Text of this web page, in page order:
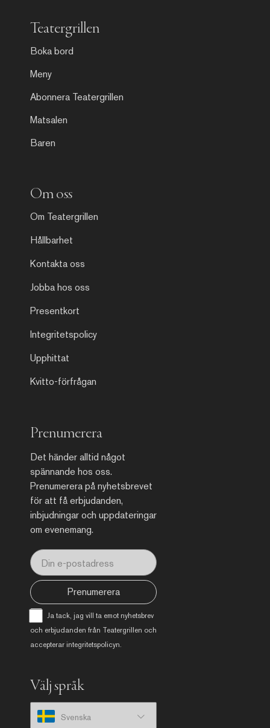
Teatergrillen
Boka bord
Meny
Abonnera Teatergrillen
Matsalen
Baren
Om oss
Om Teatergrillen
Hållbarhet
Kontakta oss
Jobba hos oss
Presentkort
Integritetspolicy
Upphittat
Kvitto-förfrågan
Prenumerera
Det händer alltid något
spännande hos oss.
Prenumerera på nyhetsbrevet
för att få erbjudanden,
inbjudningar och uppdateringar
om evenemang.
Ja tack, jag vill ta emot nyhetsbrev
och erbjudanden från Teatergrillen och
accepterar integritetspolicyn.
Prenumerera
Välj språk
Svenska